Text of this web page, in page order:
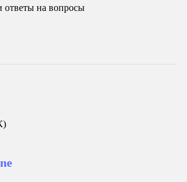
ответы на вопросы